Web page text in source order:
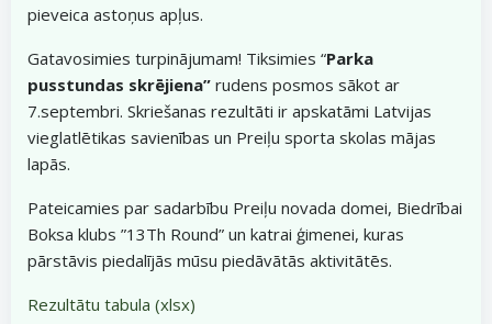
pieveica astoņus apļus.
Gatavosimies turpinājumam! Tiksimies “Parka
pusstundas skrējiena” rudens posmos sākot ar
7.septembri. Skriešanas rezultāti ir apskatāmi Latvijas
vieglatlētikas savienības un Preiļu sporta skolas mājas
lapās.
Pateicamies par sadarbību Preiļu novada domei, Biedrībai
Boksa klubs ”13Th Round” un katrai ģimenei, kuras
pārstāvis piedalījās mūsu piedāvātās aktivitātēs.
Rezultātu tabula (xlsx)